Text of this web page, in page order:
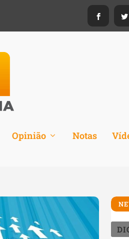
Opinião Notas